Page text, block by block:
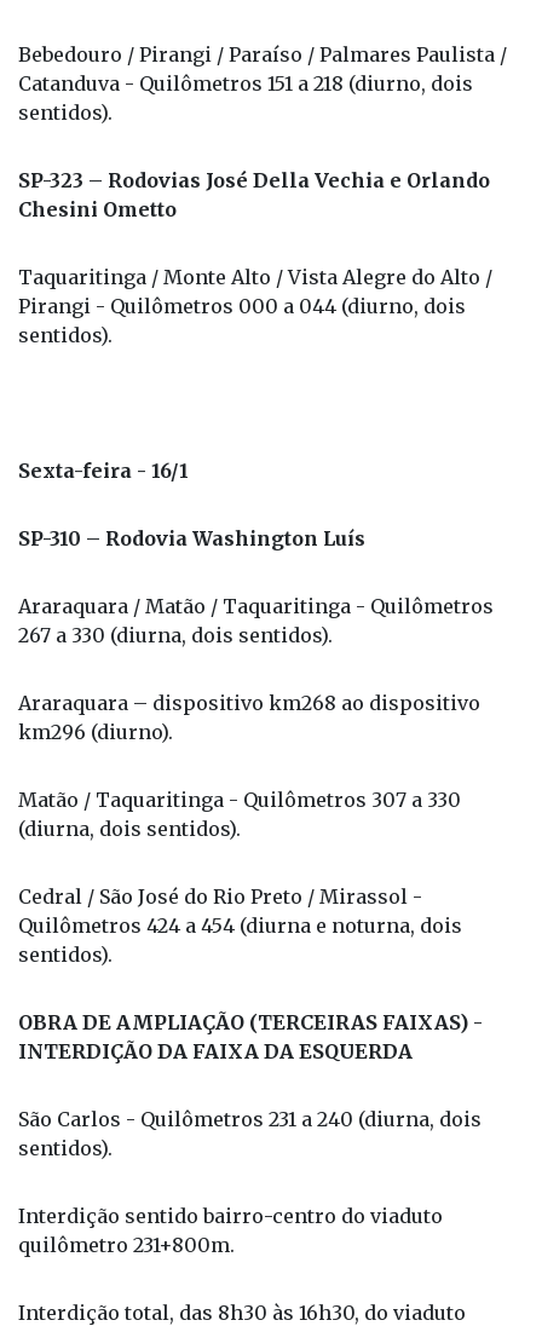
Bebedouro / Pirangi / Paraíso / Palmares Paulista /
Catanduva - Quilômetros 151 a 218 (diurno, dois
sentidos).
SP-323 – Rodovias José Della Vechia e Orlando
Chesini Ometto
Taquaritinga / Monte Alto / Vista Alegre do Alto /
Pirangi - Quilômetros 000 a 044 (diurno, dois
sentidos).
Sexta-feira - 16/1
SP-310 – Rodovia Washington Luís
Araraquara / Matão / Taquaritinga - Quilômetros
267 a 330 (diurna, dois sentidos).
Araraquara – dispositivo km268 ao dispositivo
km296 (diurno).
Matão / Taquaritinga - Quilômetros 307 a 330
(diurna, dois sentidos).
Cedral / São José do Rio Preto / Mirassol -
Quilômetros 424 a 454 (diurna e noturna, dois
sentidos).
OBRA DE AMPLIAÇÃO (TERCEIRAS FAIXAS) -
INTERDIÇÃO DA FAIXA DA ESQUERDA
São Carlos - Quilômetros 231 a 240 (diurna, dois
sentidos).
Interdição sentido bairro-centro do viaduto
quilômetro 231+800m.
Interdição total, das 8h30 às 16h30, do viaduto